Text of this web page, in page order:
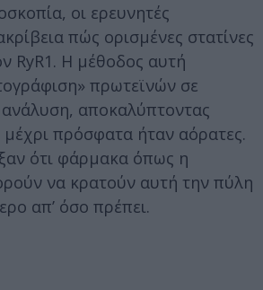
οι ερευνητές
πώς ορισμένες στατίνες
RyR1. Η μέθοδος αυτή
πρωτεϊνών σε
ανάλυση, αποκαλύπτοντας
μέχρι πρόσφατα ήταν αόρατες.
ότι φάρμακα όπως η
να κρατούν αυτή την πύλη
απ’ όσο πρέπει.